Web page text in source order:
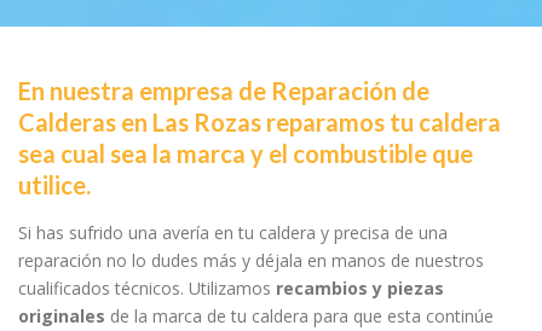
En nuestra empresa de Reparación de
Calderas en Las Rozas reparamos tu caldera
sea cual sea la marca y el combustible que
utilice.
Si has sufrido una avería en tu caldera y precisa de una
reparación no lo dudes más y déjala en manos de nuestros
cualificados técnicos. Utilizamos recambios y piezas
originales de la marca de tu caldera para que esta continúe